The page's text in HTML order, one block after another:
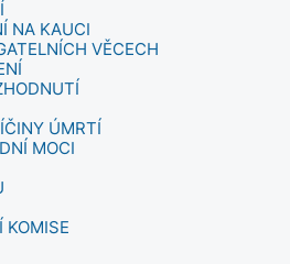
NA KAUCI
VĚCECH
ÚMRTÍ
MOCI
KOMISE